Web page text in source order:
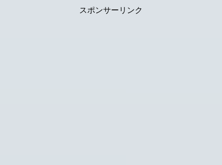
スポンサーリンク